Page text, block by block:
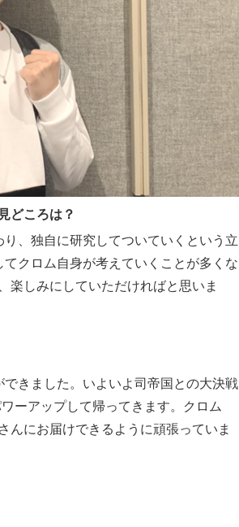
どころは？
、独自に研究してついていくという立
クロム自身が考えていくことが多くな
楽しみにしていただければと思いま
きました。いよいよ司帝国との大決戦
ーアップして帰ってきます。クロム
んにお届けできるように頑張っていま